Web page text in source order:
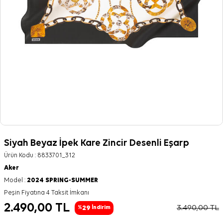
Siyah Beyaz İpek Kare Zincir Desenli Eşarp
Ürün Kodu : 8833701_312
Aker
Model : 2024 SPRING-SUMMER
Peşin Fiyatına 4 Taksit İmkanı
2.490,00 TL %29 İndirim 3.490,00TL